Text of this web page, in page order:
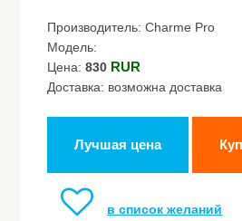
Производитель: Charme Pro
Модель:
Цена:830 RUR
Доставка: возможна доставка
Лучшая цена
в список желаний